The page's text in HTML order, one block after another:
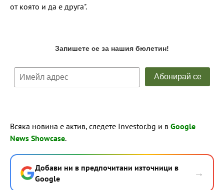
от която и да е друга".
Всяка новина е актив, следете Investor.bg и в Google
News Showcase.
Добави ни в предпочитани източници в
Google
→